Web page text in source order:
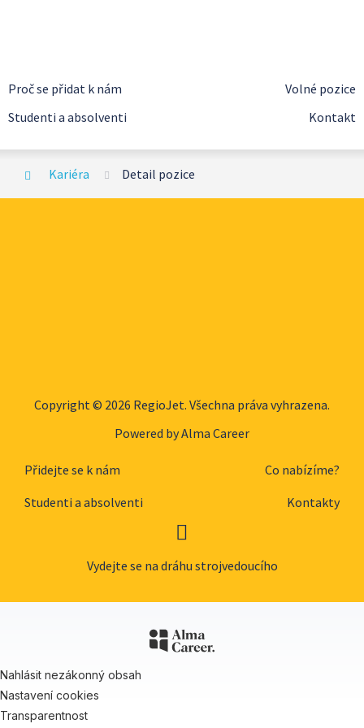
Proč se přidat k nám
Volné pozice
Studenti a absolventi
Kontakt
Kariéra Detail pozice
Copyright © 2026 RegioJet. Všechna práva vyhrazena.
Powered byAlma Career
Přidejte se k nám
Co nabízíme?
Studenti a absolventi
Kontakty
Vydejte se na dráhu strojvedoucího
Nahlásit nezákonný obsah
Nastavení cookies
Transparentnost